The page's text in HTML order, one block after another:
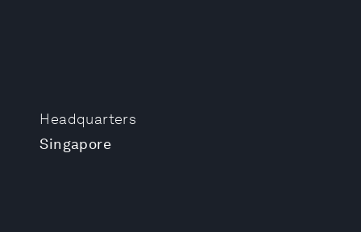
Headquarters
Singapore